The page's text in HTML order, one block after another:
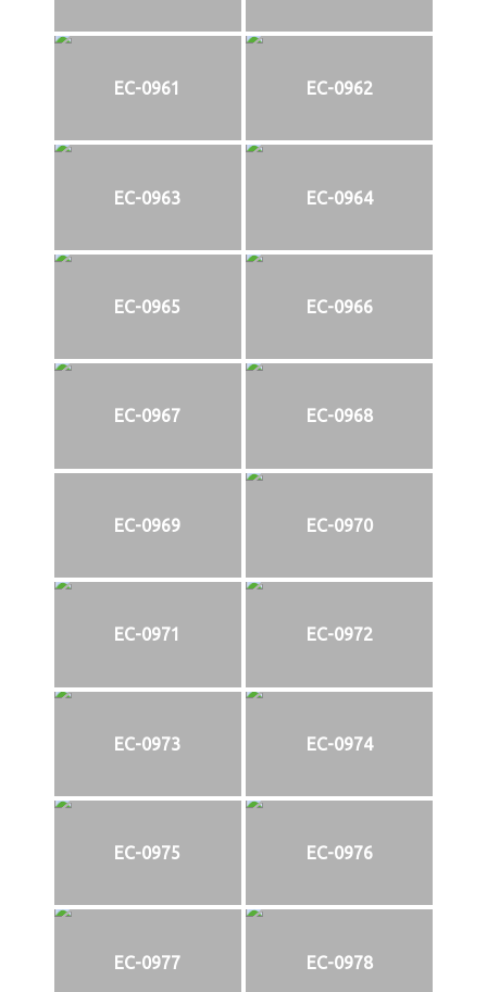
EC-0961 EC-0962
EC-0963 EC-0964
EC-0965 EC-0966
EC-0967 EC-0968
EC-0969 EC-0970
EC-0971 EC-0972
EC-0973 EC-0974
EC-0975 EC-0976
EC-0977 EC-0978